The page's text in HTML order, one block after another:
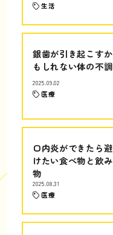
生活
銀歯が引き起こすか
もしれない体の不調
2025.09.02
医療
口内炎ができたら避
けたい食べ物と飲み
物
2025.08.31
医療